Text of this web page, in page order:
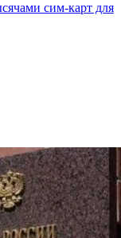
сим-карт для